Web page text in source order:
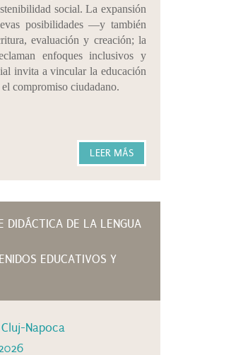
social. La expansión
posibilidades —y también
evaluación y creación; la
enfoques inclusivos y
invita a vincular la educación
compromiso ciudadano.
LEER MÁS
DIDÁCTICA DE LA LENGUA
EDUCATIVOS Y
Napoca